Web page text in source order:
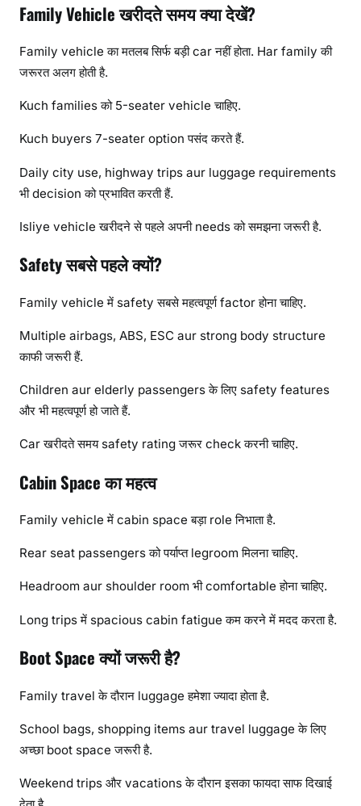
Family Vehicle खरीदते समय क्या देखें?
Family vehicle का मतलब सिर्फ बड़ी car नहीं होता. Har family की
जरूरत अलग होती है.
Kuch families को 5-seater vehicle चाहिए.
Kuch buyers 7-seater option पसंद करते हैं.
Daily city use, highway trips aur luggage requirements
भी decision को प्रभावित करती हैं.
Isliye vehicle खरीदने से पहले अपनी needs को समझना जरूरी है.
Safety सबसे पहले क्यों?
Family vehicle में safety सबसे महत्वपूर्ण factor होना चाहिए.
Multiple airbags, ABS, ESC aur strong body structure
काफी जरूरी हैं.
Children aur elderly passengers के लिए safety features
और भी महत्वपूर्ण हो जाते हैं.
Car खरीदते समय safety rating जरूर check करनी चाहिए.
Cabin Space का महत्व
Family vehicle में cabin space बड़ा role निभाता है.
Rear seat passengers को पर्याप्त legroom मिलना चाहिए.
Headroom aur shoulder room भी comfortable होना चाहिए.
Long trips में spacious cabin fatigue कम करने में मदद करता है.
Boot Space क्यों जरूरी है?
Family travel के दौरान luggage हमेशा ज्यादा होता है.
School bags, shopping items aur travel luggage के लिए
अच्छा boot space जरूरी है.
Weekend trips और vacations के दौरान इसका फायदा साफ दिखाई